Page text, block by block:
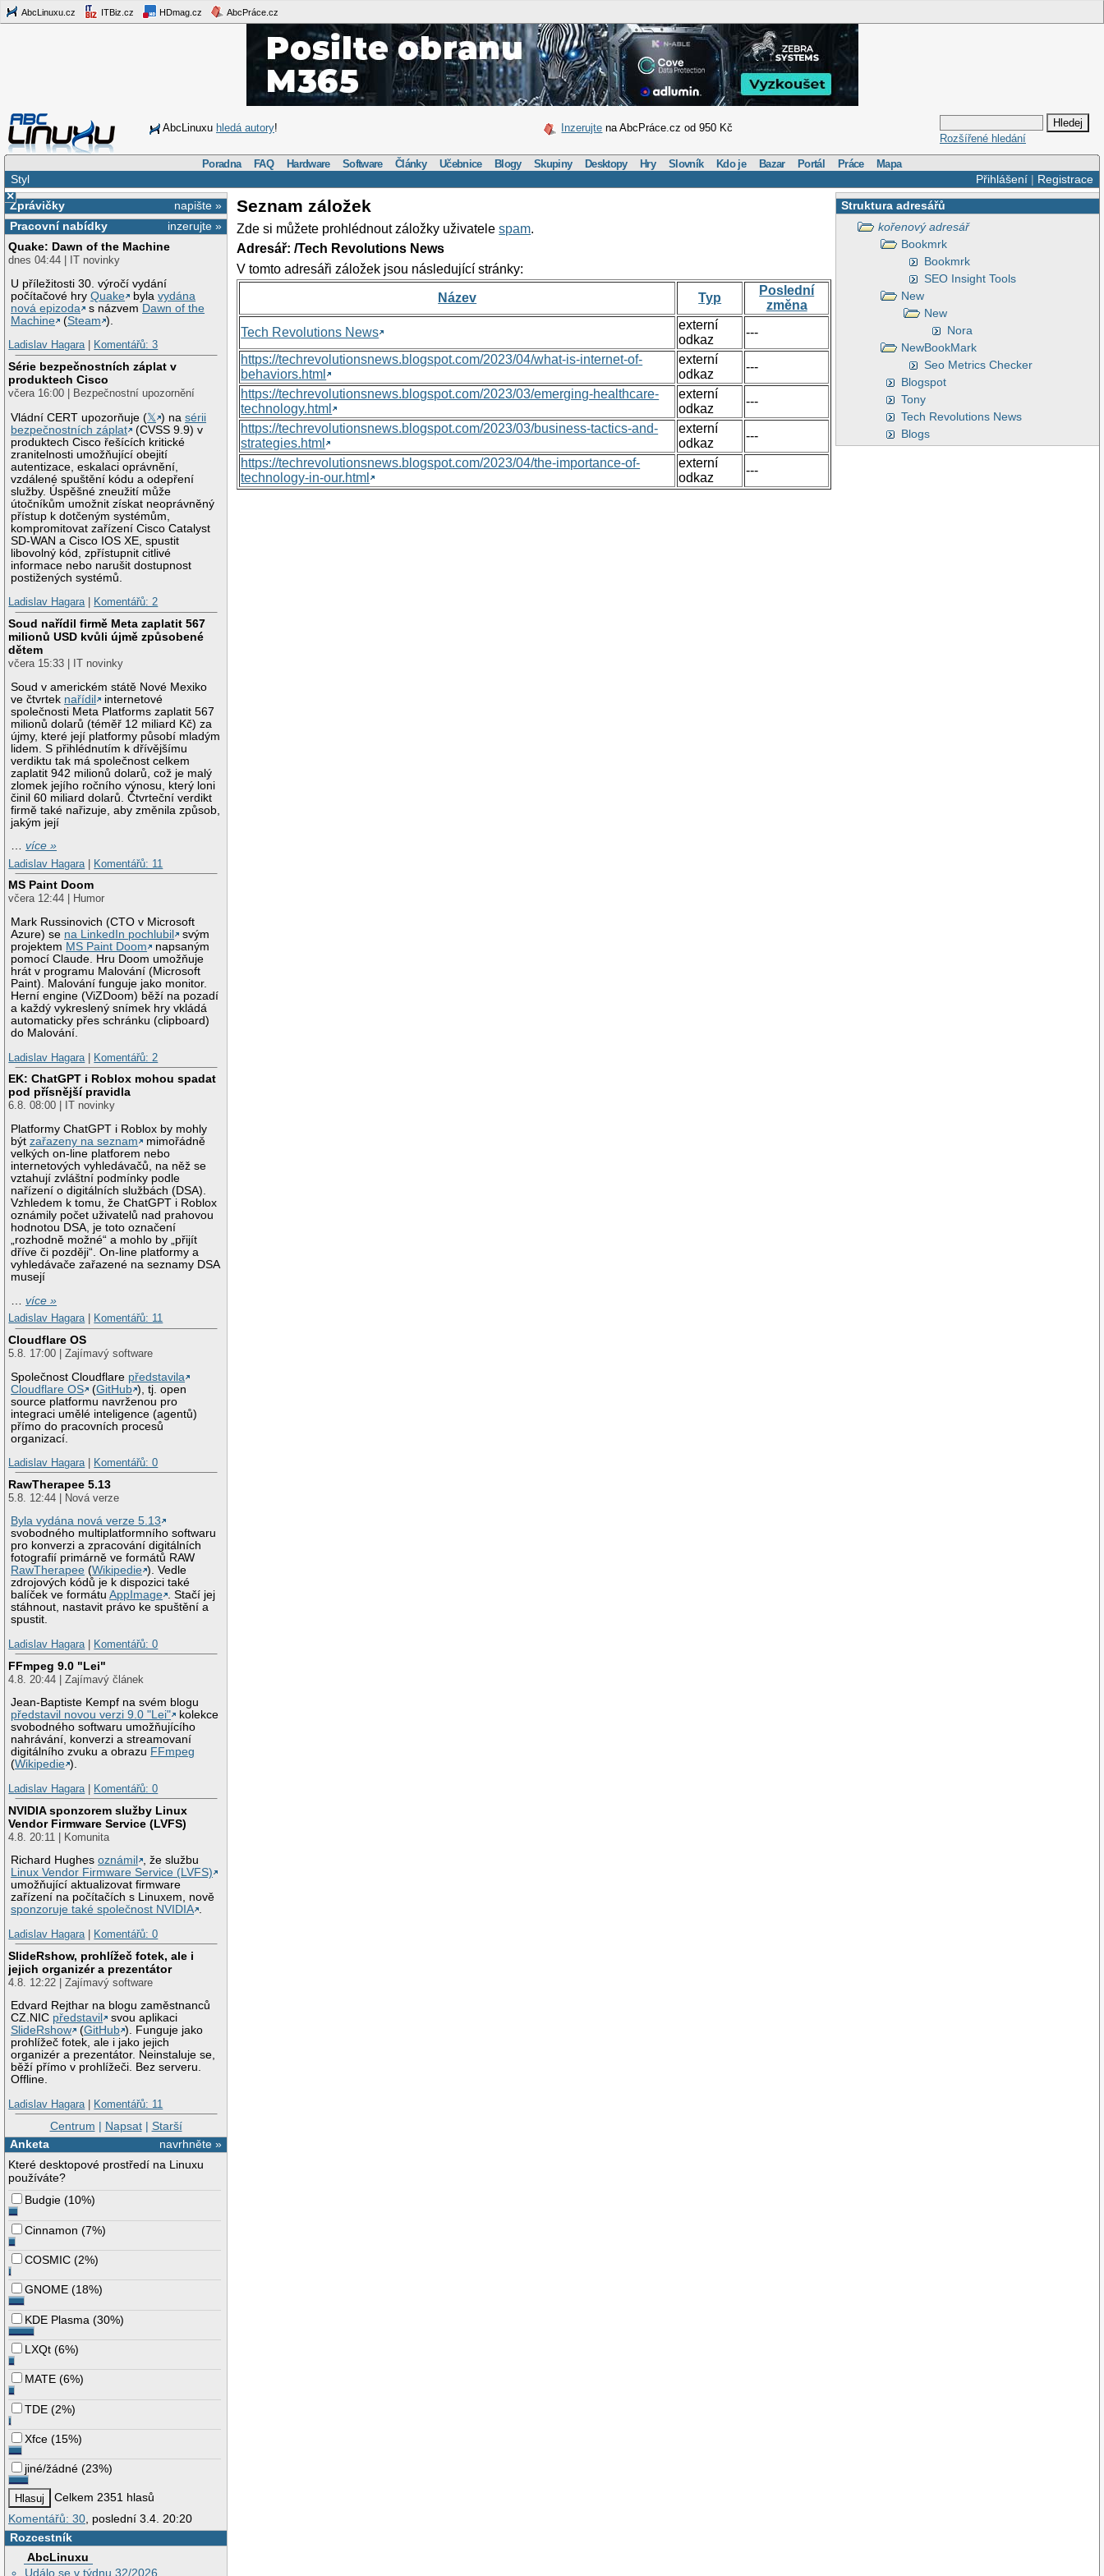
AbcLinuxu.cz ITBiz.cz HDmag.cz AbcPráce.cz
AbcLinuxu hledá autory! Inzerujte na AbcPráce.cz od 950 Kč
Rozšířené hledání
Poradna FAQ Hardware Software Články Učebnice Blogy Skupiny Desktopy Hry Slovník Kdo je Bazar Portál Práce Mapa
Přihlášení| Registrace
Styl
×
napište »
Zprávičky
inzerujte »
Pracovní nabídky
Quake: Dawn of the Machine
dnes 04:44 | IT novinky
U příležitosti 30. výročí vydání
počítačové hryQuake bylavydána
nová epizoda
s názvem Dawn of the
Machine
(Steam ).
Ladislav Hagara| Komentářů: 3
Série bezpečnostních záplat v
produktech Cisco
včera 16:00 | Bezpečnostní upozornění
Vládní CERT upozorňuje (𝕏 ) nasérii
bezpečnostních záplat
(CVSS 9.9) v
produktech Cisco řešících kritické
zranitelnosti umožňující obejití
autentizace, eskalaci oprávnění,
vzdálené spuštění kódu a odepření
služby. Úspěšné zneužití může
útočníkům umožnit získat neoprávněný
přístup k dotčeným systémům,
kompromitovat zařízení Cisco Catalyst
SD-WAN a Cisco IOS XE, spustit
libovolný kód, zpřístupnit citlivé
informace nebo narušit dostupnost
postižených systémů.
Ladislav Hagara| Komentářů: 2
Soud nařídil firmě Meta zaplatit 567
milionů USD kvůli újmě způsobené
dětem
včera 15:33 | IT novinky
Soud v americkém státě Nové Mexiko
ve čtvrtek nařídil
internetové
společnosti Meta Platforms zaplatit 567
milionů dolarů (téměř 12 miliard Kč) za
újmy, které její platformy působí mladým
lidem. S přihlédnutím k dřívějšímu
verdiktu tak má společnost celkem
zaplatit 942 milionů dolarů, což je malý
zlomek jejího ročního výnosu, který loni
činil 60 miliard dolarů. Čtvrteční verdikt
firmě také nařizuje, aby změnila způsob,
jakým její
…více »
Ladislav Hagara
Komentářů: 11
MS Paint Doom
včera 12:44 | Humor
Mark Russinovich (CTO v Microsoft
Azure) se na LinkedIn pochlubil
svým
projektem MS Paint Doom
napsaným
pomocí Claude. Hru Doom umožňuje
hrát v programu Malování (Microsoft
Paint). Malování funguje jako monitor.
Herní engine (ViZDoom) běží na pozadí
a každý vykreslený snímek hry vkládá
automaticky přes schránku (clipboard)
do Malování.
Ladislav Hagara
Komentářů: 2
EK: ChatGPT i Roblox mohou spadat
pod přísnější pravidla
6.8. 08:00 | IT novinky
Platformy ChatGPT i Roblox by mohly
býtzařazeny na seznam
mimořádně
velkých on-line platforem nebo
internetových vyhledávačů, na něž se
vztahují zvláštní podmínky podle
nařízení o digitálních službách (DSA).
Vzhledem k tomu, že ChatGPT i Roblox
oznámily počet uživatelů nad prahovou
hodnotou DSA, je toto označení
„rozhodně možné“ a mohlo by „přijít
dříve či později“. On-line platformy a
vyhledávače zařazené na seznamy DSA
musejí
…více »
Ladislav Hagara| Komentářů: 11
Cloudflare OS
5.8. 17:00 | Zajímavý software
Společnost Cloudflare představila
Cloudflare OS
(GitHub ), tj. open
source platformu navrženou pro
integraci umělé inteligence (agentů)
přímo do pracovních procesů
organizací.
Ladislav Hagara| Komentářů: 0
RawTherapee 5.13
5.8. 12:44 | Nová verze
Byla vydána nová verze 5.13
svobodného multiplatformního softwaru
pro konverzi a zpracování digitálních
fotografií primárně ve formátů RAW
RawTherapee (Wikipedie ). Vedle
zdrojových kódů je k dispozici také
balíček ve formátuAppImage . Stačí jej
stáhnout, nastavit právo ke spuštění a
spustit.
Ladislav Hagara| Komentářů: 0
FFmpeg 9.0 "Lei"
4.8. 20:44 | Zajímavý článek
Jean-Baptiste Kempf na svém blogu
představil novou verzi 9.0 "Lei"
kolekce
svobodného softwaru umožňujícího
nahrávání, konverzi a streamovaní
digitálního zvuku a obrazu FFmpeg
(Wikipedie ).
Ladislav Hagara| Komentářů: 0
NVIDIA sponzorem služby Linux
Vendor Firmware Service (LVFS)
4.8. 20:11 | Komunita
Richard Hughesoznámil
, že službu
Linux Vendor Firmware Service (LVFS)
umožňující aktualizovat firmware
zařízení na počítačích s Linuxem, nově
sponzoruje také společnost NVIDIA .
Ladislav Hagara| Komentářů: 0
SlideRshow, prohlížeč fotek, ale i
jejich organizér a prezentátor
4.8. 12:22 | Zajímavý software
Edvard Rejthar na blogu zaměstnanců
CZ.NIC představil
svou aplikaci
SlideRshow
(GitHub ). Funguje jako
prohlížeč fotek, ale i jako jejich
organizér a prezentátor. Neinstaluje se,
běží přímo v prohlížeči. Bez serveru.
Offline.
Ladislav Hagara| Komentářů: 11
Centrum | Napsat| Starší
navrhněte »
Anketa
Které desktopové prostředí na Linuxu
používáte?
Budgie (10%)
Cinnamon (7%)
COSMIC (2%)
GNOME (18%)
KDE Plasma (30%)
LXQt (6%)
MATE (6%)
TDE (2%)
Xfce (15%)
jiné/žádné (23%)
Celkem 2351 hlasů
Komentářů: 30 , poslední 3.4. 20:20
Rozcestník
AbcLinuxu
Událo se v týdnu 32/2026
Struktura adresářů
kořenový adresář
Bookmrk
Bookmrk
SEO Insight Tools
New
New
Nora
NewBookMark
Seo Metrics Checker
Blogspot
Tony
Tech Revolutions News
Blogs
Seznam záložek
Zde si můžete prohlédnout záložky uživatelespam.
Adresář: /Tech Revolutions News
V tomto adresáři záložek jsou následující stránky:
Název Typ
Poslední
změna
Tech Revolutions News
externí
odkaz
---
https://techrevolutionsnews.blogspot.com/2023/04/what-is-internet-of-
behaviors.html
externí
odkaz
---
https://techrevolutionsnews.blogspot.com/2023/03/emerging-healthcare-
technology.html
externí
odkaz
---
https://techrevolutionsnews.blogspot.com/2023/03/business-tactics-and-
strategies.html
externí
odkaz
---
https://techrevolutionsnews.blogspot.com/2023/04/the-importance-of-
technology-in-our.html
externí
odkaz
---